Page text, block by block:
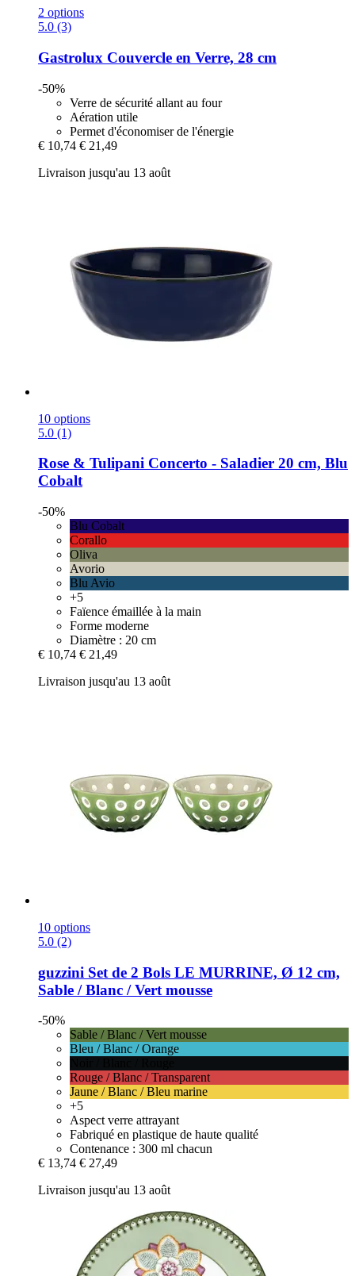
2 options
5.0 (3)
Gastrolux Couvercle en Verre, 28 cm
-50%
Verre de sécurité allant au four
Aération utile
Permet d'économiser de l'énergie
€ 10,74 € 21,49
Livraison jusqu'au 13 août
10 options
5.0 (1)
Rose & Tulipani Concerto -​ Saladier 20 cm, Blu
Cobalt
-50%
Blu Cobalt
Corallo
Oliva
Avorio
Blu Avio
+5
Faïence émaillée à la main
Forme moderne
Diamètre : 20 cm
€ 10,74 € 21,49
Livraison jusqu'au 13 août
10 options
5.0 (2)
guzzini Set de 2 Bols LE MURRINE, Ø 12 cm,
Sable / Blanc / Vert mousse
-50%
Sable / Blanc / Vert mousse
Bleu / Blanc / Orange
Rouge / Blanc / Transparent
Jaune / Blanc / Bleu marine
+5
Aspect verre attrayant
Fabriqué en plastique de haute qualité
Contenance : 300 ml chacun
€ 13,74 € 27,49
Livraison jusqu'au 13 août